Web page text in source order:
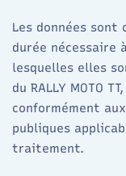
Les données sont
durée nécessaire
lesquelles elles
du RALLY MOTO
conformément
publiques
traitement.​